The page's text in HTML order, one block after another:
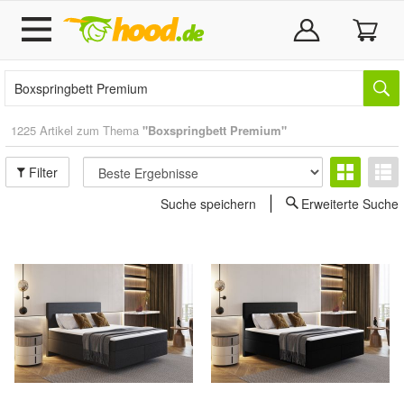
1225 Artikel zum Thema "Boxspringbett Premium"
Filter
Suche speichern
Erweiterte Suche